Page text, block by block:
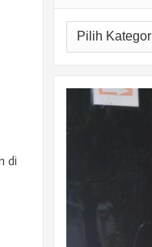
di
Kategori